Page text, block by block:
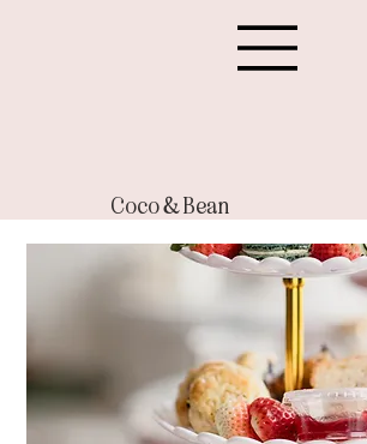
Coco & Bean